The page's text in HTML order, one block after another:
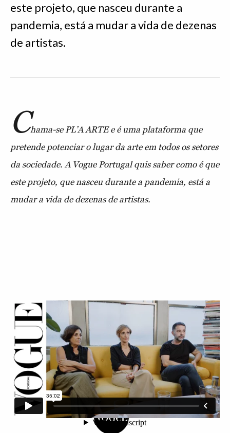
este projeto, que nasceu durante a
pandemia, está a mudar a vida de dezenas
de artistas.
Chama-se PL’A ARTE e é uma plataforma que
pretende potenciar o lugar da arte em todos os setores
da sociedade. A Vogue Portugal quis saber como é que
este projeto, que nasceu durante a pandemia, está a
mudar a vida de dezenas de artistas.